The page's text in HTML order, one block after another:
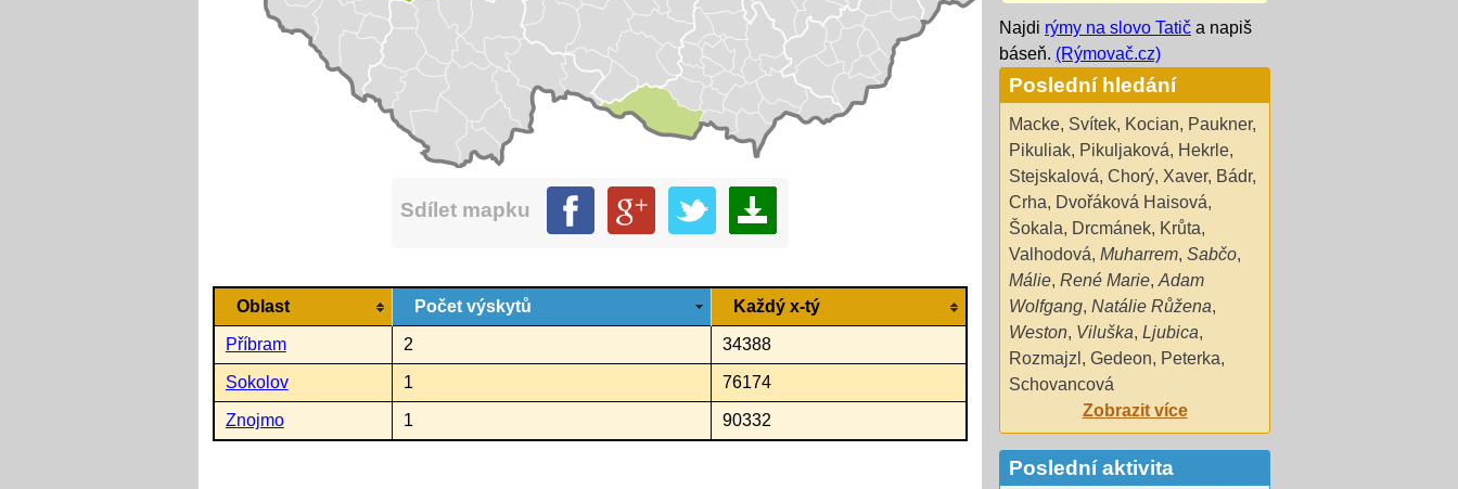
Sdílet mapku
Oblast Počet výskytů Každý x-tý
Příbram 2 34388
Sokolov 1 76174
Znojmo 1 90332
Najdi rýmy na slovo Tatič a napiš
báseň. (Rýmovač.cz)
Poslední hledání
Macke, Svítek, Kocian, Paukner,
Pikuliak, Pikuljaková, Hekrle,
Stejskalová, Chorý, Xaver, Bádr,
Crha, Dvořáková Haisová,
Šokala, Drcmánek, Krůta,
Valhodová, Muharrem, Sabčo,
Málie, René Marie, Adam
Wolfgang, Natálie Růžena,
Weston, Viluška, Ljubica,
Rozmajzl , Gedeon, Peterka,
Schovancová
Zobrazit více
Poslední aktivita